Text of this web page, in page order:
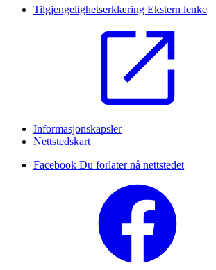
Tilgjengelighetserklæring Ekstern lenke
Informasjonskapsler
Nettstedskart
Facebook Du forlater nå nettstedet